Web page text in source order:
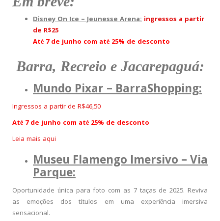
Disney On Ice – Jeunesse Arena: ingressos a partir
de R$25
Até 7 de junho com até 25% de desconto
Barra, Recreio e Jacarepaguá:
Mundo Pixar – BarraShopping:
Ingressos a partir de R$46,50
Até 7 de junho com até 25% de desconto
Leia mais aqui
Museu Flamengo Imersivo – Via
Parque:
Oportunidade única para foto com as 7 taças de 2025. Reviva
as emoções dos títulos em uma experiência imersiva
sensacional.